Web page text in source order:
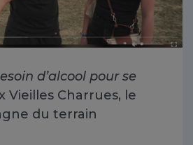
d’alcool pour se
Vieilles Charrues, le
du terrain